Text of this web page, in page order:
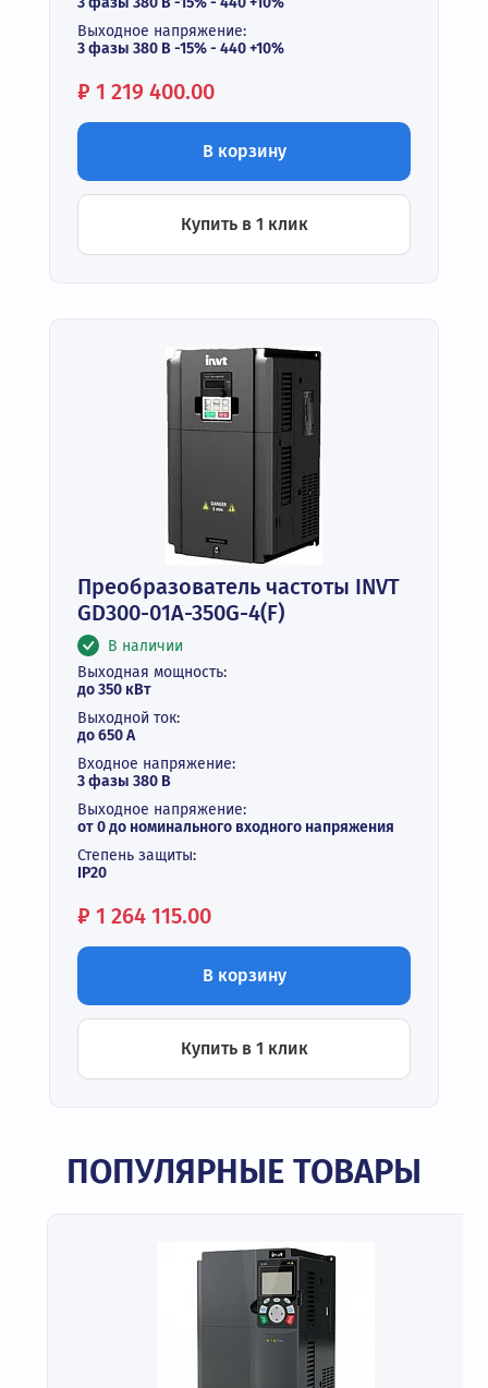
Выходное напряжение:
3 фазы 380 В -15% - 440 +10%
Цена:
₽ 1 219 400.00
В корзину
Купить в 1 клик
Преобразователь частоты INVT
GD300-01A-350G-4(F)
В наличии
Выходная мощность:
до 350 кВт
Выходной ток:
до 650 А
Входное напряжение:
3 фазы 380 В
Выходное напряжение:
от 0 до номинального входного напряжения
Степень защиты:
IP20
Цена:
₽ 1 264 115.00
В корзину
Купить в 1 клик
ПОПУЛЯРНЫЕ ТОВАРЫ